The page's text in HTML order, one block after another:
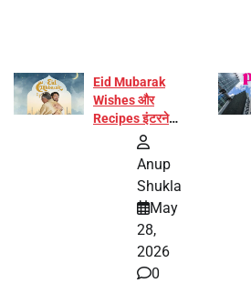
Eid Mubarak
Wishes और
Recipes इंटरनेट
पर हुईं वायरल
Anup
Shukla
May
28,
2026
0